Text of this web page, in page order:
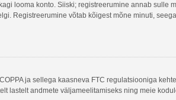
looma konto. Siiski; registreerumine annab sulle
Registreerumine võtab kõigest mõne minuti,
ja sellega kaasneva FTC regulatsiooniga
lastelt andmete väljameelitamiseks ning meie